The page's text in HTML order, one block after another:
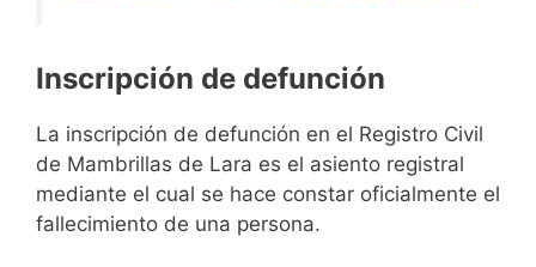
Inscripción de defunción
La inscripción de defunción en el Registro Civil
de Mambrillas de Lara es el asiento registral
mediante el cual se hace constar oficialmente el
fallecimiento de una persona.